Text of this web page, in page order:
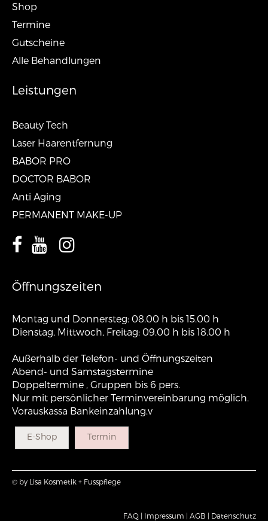
Shop
Termine
Gutscheine
Alle Behandlungen
Leistungen
Beauty Tech
Laser Haarentfernung
BABOR PRO
DOCTOR BABOR
Anti Aging
PERMANENT MAKE-UP
Öffnungszeiten
Montag und Donnersteg: 08.00 h bis 15.00 h
Dienstag, Mittwoch, Freitag: 09.00 h bis 18.00 h
Außerhalb der Telefon- und Öffnungszeiten
Abend- und Samstagstermine
Doppeltermine , Gruppen bis 6 pers.
Nur mit persönlicher Terminvereinbarung möglich.
Vorauskassa Bankeinzahlung.v
E-Shop Termin
© by Lisa Kosmetik + Fusspflege
FAQ | Impressum | AGB | Datenschutz